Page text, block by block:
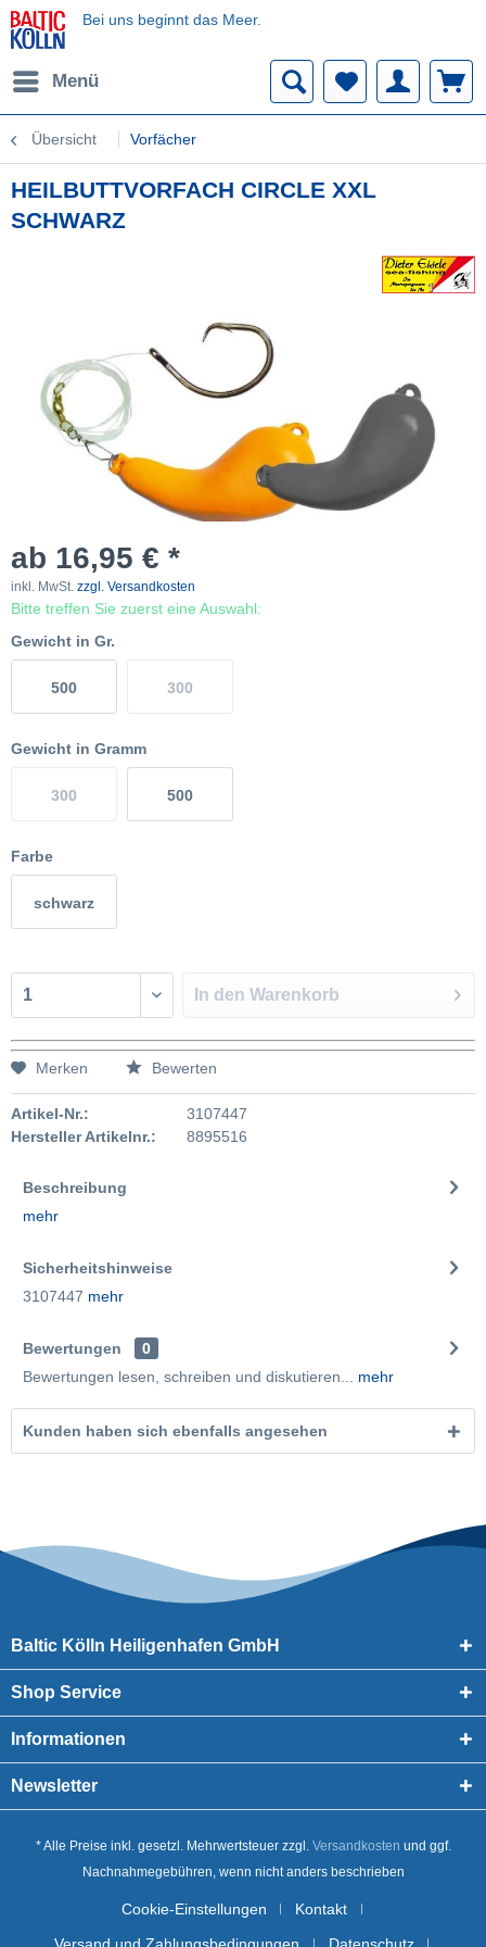
Bei uns beginnt das Meer.
Menü
Übersicht Vorfächer
HEILBUTTVORFACH CIRCLE XXL
SCHWARZ
ab 16,95 € *
inkl. MwSt. zzgl. Versandkosten
Bitte treffen Sie zuerst eine Auswahl:
Gewicht in Gr.
500 300
Gewicht in Gramm
300 500
Farbe
schwarz
In den Warenkorb
Merken Bewerten
Artikel-Nr.:
3107447
Hersteller Artikelnr.:
8895516
Beschreibung
mehr
Sicherheitshinweise
3107447 mehr
Bewertungen
0
Bewertungen lesen, schreiben und diskutieren...
mehr
Kunden haben sich ebenfalls angesehen
Baltic Kölln Heiligenhafen GmbH
Shop Service
Informationen
Newsletter
* Alle Preise inkl. gesetzl. Mehrwertsteuer zzgl. Versandkosten und ggf.
Nachnahmegebühren, wenn nicht anders beschrieben
Cookie-Einstellungen
Kontakt